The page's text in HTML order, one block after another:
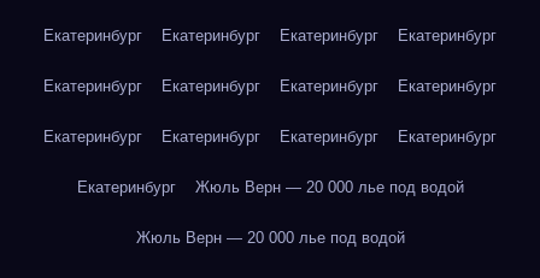
Екатеринбург Екатеринбург Екатеринбург Екатеринбург
Екатеринбург Екатеринбург Екатеринбург Екатеринбург
Екатеринбург Екатеринбург Екатеринбург Екатеринбург
Екатеринбург Жюль Верн — 20 000 лье под водой
Жюль Верн — 20 000 лье под водой